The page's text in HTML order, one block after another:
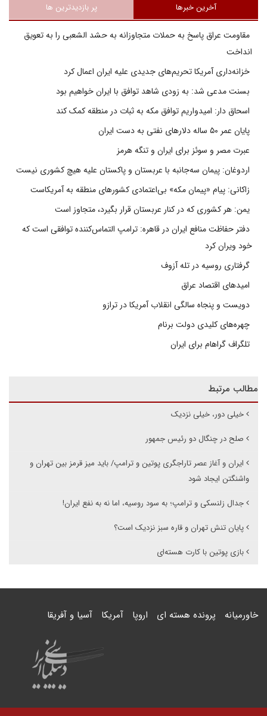
آخرین خبرها پر بازدیدترین ها
مقاومت عراق پاسخ به حملات متجاوزانه به حشد الشعبی را به تعویق
انداخت
خزانه‌داری آمریکا تحریم‌های جدیدی علیه ایران اعمال کرد
بسنت مدعی شد: به زودی شاهد توافق با ایران خواهیم بود
اسحاق دار: امیدواریم توافق مکه به ثبات در منطقه کمک کند
پایان عمر ۵۰ ساله دلارهای نفتی به دست ایران
عبرت مصر و سوئز برای ایران و تنگه هرمز
اردوغان: پیمان سه‌جانبه با عربستان و پاکستان علیه هیچ کشوری نیست
زاکانی: پیام «پیمان مکه» بی‌اعتمادی کشورهای منطقه به آمریکاست
یمن: هر کشوری که در کنار عربستان قرار بگیرد، متجاوز است
دفتر حفاظت منافع ایران در قاهره: ترامپ التماس‌کننده توافقی است که
خود ویران کرد
گرفتاری روسیه در تله آزوف
امیدهای اقتصاد عراق
دویست و پنجاه سالگی انقلاب آمریکا در ترازو
چهره‌های کلیدی دولت برنام
تلگراف گراهام برای ایران
مطالب مرتبط
خیلی دور، خیلی نزدیک
صلح در چنگال دو رئیس جمهور
ایران و آغاز عصر تاراجگری پوتین و ترامپ/ باید میز قرمز بین تهران و
واشنگتن ایجاد شود
جدال زلنسکی و ترامپ؛ به سود روسیه، اما نه به نفع ایران!
پایان تنش تهران و قاره سبز نزدیک است؟
بازی پوتین با کارت هسته‌ای
خاورمیانه پرونده هسته ای اروپا آمریکا آسیا و آفریقا